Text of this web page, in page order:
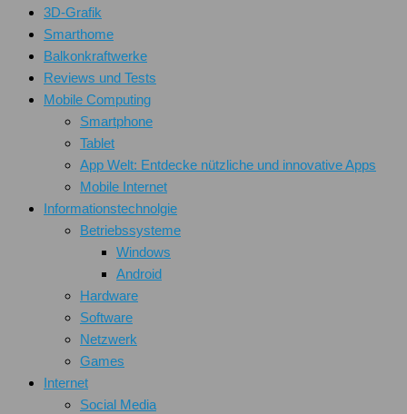
3D-Grafik
Smarthome
Balkonkraftwerke
Reviews und Tests
Mobile Computing
Smartphone
Tablet
App Welt: Entdecke nützliche und innovative Apps
Mobile Internet
Informationstechnolgie
Betriebssysteme
Windows
Android
Hardware
Software
Netzwerk
Games
Internet
Social Media